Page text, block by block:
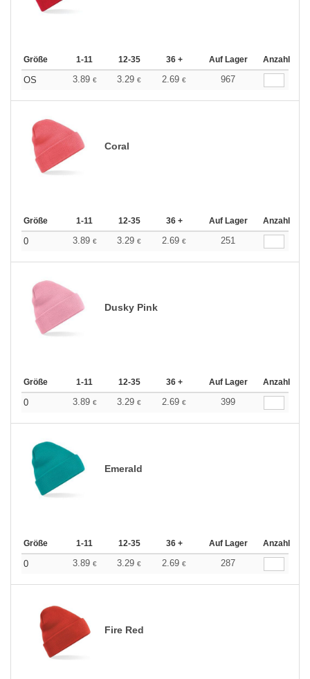
Größe 1-11 12-35 36 + Auf Lager Anzahl
OS 3.89 € 3.29 € 2.69 € 967
Coral
Größe 1-11 12-35 36 + Auf Lager Anzahl
0 3.89 € 3.29 € 2.69 € 251
Dusky Pink
Größe 1-11 12-35 36 + Auf Lager Anzahl
0 3.89 € 3.29 € 2.69 € 399
Emerald
Größe 1-11 12-35 36 + Auf Lager Anzahl
0 3.89 € 3.29 € 2.69 € 287
Fire Red